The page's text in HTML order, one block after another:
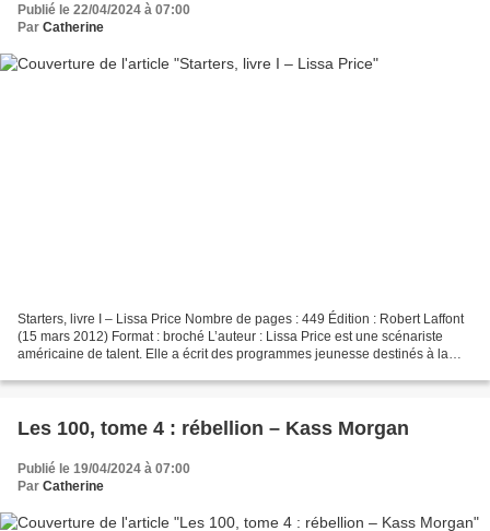
Publié le 22/04/2024 à 07:00
Par Catherine
Starters, livre I – Lissa Price Nombre de pages : 449 Édition : Robert Laffont
(15 mars 2012) Format : broché L’auteur : Lissa Price est une scénariste
américaine de talent. Elle a écrit des programmes jeunesse destinés à la
Les 100, tome 4 : rébellion – Kass Morgan
Publié le 19/04/2024 à 07:00
Par Catherine